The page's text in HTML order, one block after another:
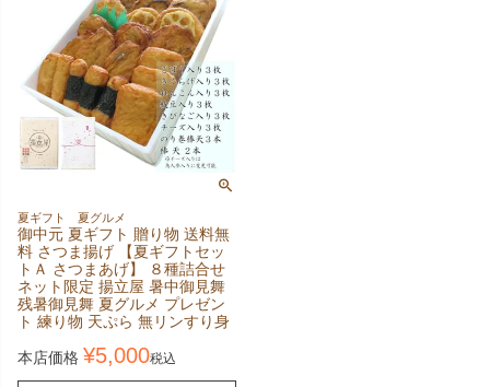
夏ギフト 夏グルメ
御中元 夏ギフト 贈り物 送料無
料 さつま揚げ 【夏ギフトセッ
トＡ さつまあげ】 ８種詰合せ
ネット限定 揚立屋 暑中御見舞
残暑御見舞 夏グルメ プレゼン
ト 練り物 天ぷら 無リンすり身
本店価格 ¥5,000税込